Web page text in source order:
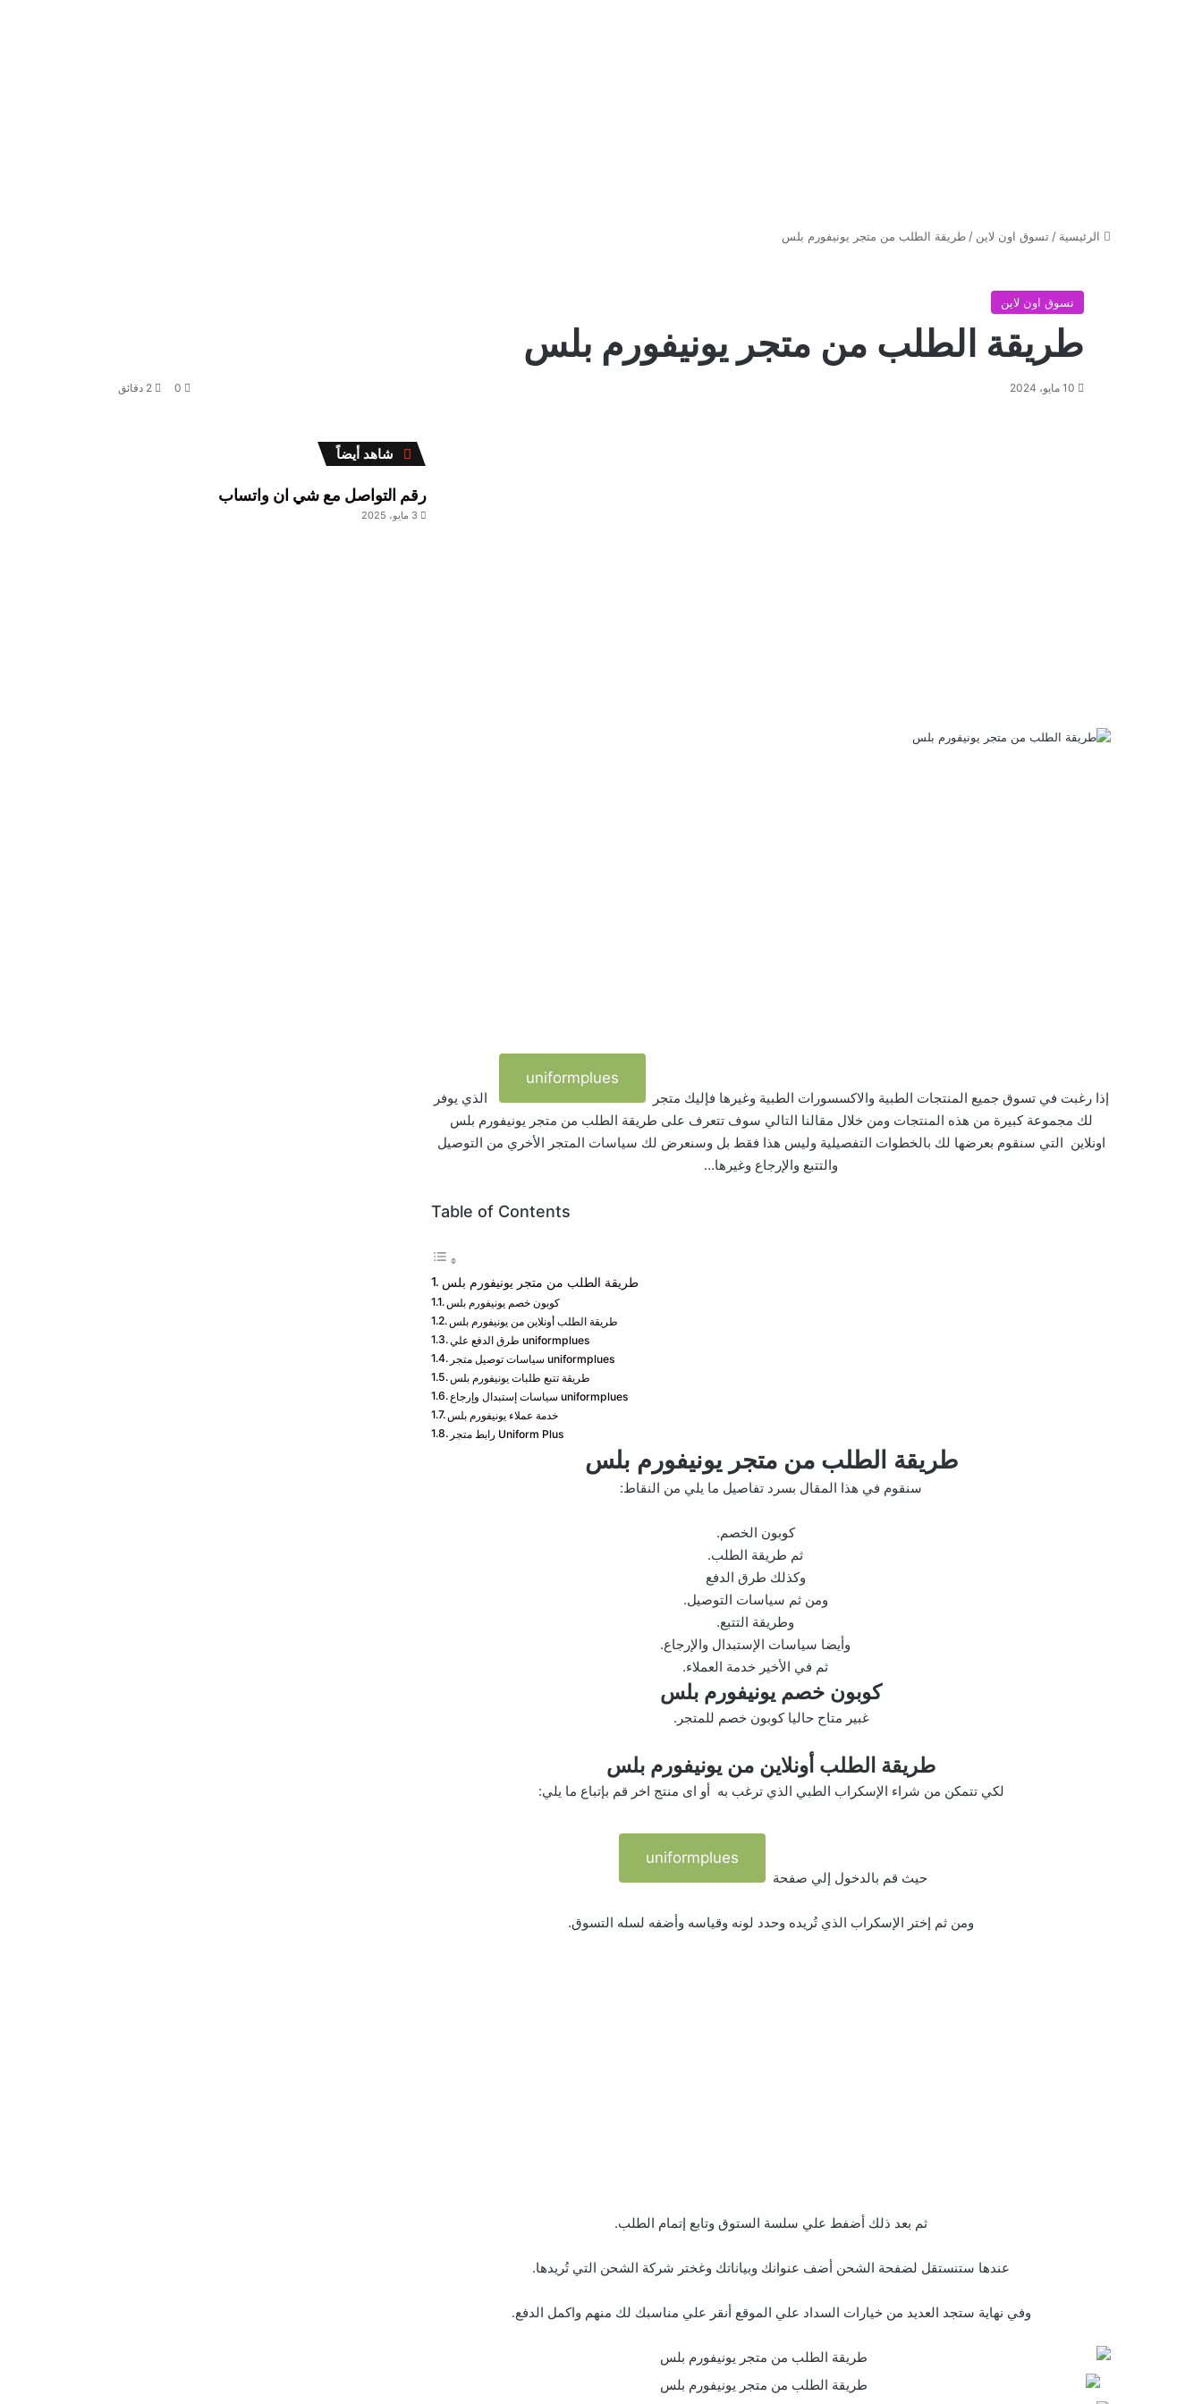
الرئيسية / تسوق اون لاين / طريقة الطلب من متجر يونيفورم بلس
تسوق اون لاين
طريقة الطلب من متجر يونيفورم بلس
10 مايو، 2024 0
إذا رغبت في تسوق جميع المنتجات الطبية والاكسسورات الطبية وغيرها فإليك متجر
uniformplues
الذي يوفر
لك مجموعة كبيرة من هذه المنتجات ومن خلال مقالنا التالي سوف تتعرف على طريقة الطلب من متجر يونيفورم بلس
اونلاين التي سنقوم بعرضها لك بالخطوات التفصيلية وليس هذا فقط بل وسنعرض لك سياسات المتجر الأخري من التوصيل
والتتبع والإرجاع وغيرها…
Table of Contents
طريقة الطلب من متجر يونيفورم بلس
كوبون خصم يونيفورم بلس
طريقة الطلب أونلاين من يونيفورم بلس
طرق الدفع علي uniformplues
سياسات توصيل متجر uniformplues
طريقة تتبع طلبات يونيفورم بلس
سياسات إستبدال وإرجاع uniformplues
خدمة عملاء يونيفورم بلس
رابط متجر Uniform Plus
طريقة الطلب من متجر يونيفورم بلس
سنقوم في هذا المقال بسرد تفاصيل ما يلي من النقاط:
كوبون الخصم.
ثم طريقة الطلب.
وكذلك طرق الدفع
ومن ثم سياسات التوصيل.
وطريقة التتبع.
وأيضا سياسات الإستبدال والإرجاع.
ثم في الأخير خدمة العملاء.
كوبون خصم يونيفورم بلس
غبير متاح حاليا كوبون خصم للمتجر.
طريقة الطلب أونلاين من يونيفورم بلس
لكي تتمكن من شراء الإسكراب الطبي الذي ترغب به أو اى منتج اخر قم بإتباع ما يلي:
حيث قم بالدخول إلي صفحة
uniformplues
ومن ثم إختر الإسكراب الذي تُريده وحدد لونه وقياسه وأضفه لسله التسوق.
ثم بعد ذلك أضفط علي سلسة الستوق وتابع إتمام الطلب.
عندها ستنستقل لضفحة الشحن أضف عنوانك وبياناتك وغختر شركة الشحن التي تُريدها.
وفي نهاية ستجد العديد من خيارات السداد علي الموقع أنقر علي مناسبك لك منهم واكمل الدفع.
شاهد أيضاً
إغلاق
رقم التواصل مع شي ان واتساب
3 مايو، 2025